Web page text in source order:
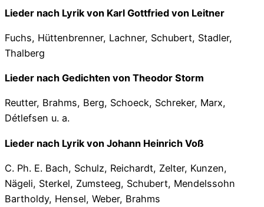
Lieder nach Lyrik von Karl Gottfried von Leitner
Fuchs, Hüttenbrenner, Lachner, Schubert, Stadler,
Thalberg
Lieder nach Gedichten von Theodor Storm
Reutter, Brahms, Berg, Schoeck, Schreker, Marx,
Détlefsen u. a.
Lieder nach Lyrik von Johann Heinrich Voß
C. Ph. E. Bach, Schulz, Reichardt, Zelter, Kunzen,
Nägeli, Sterkel, Zumsteeg, Schubert, Mendelssohn
Bartholdy, Hensel, Weber, Brahms